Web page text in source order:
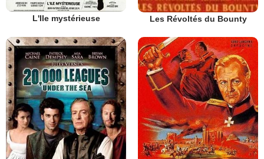
L'Ile mystérieuse Les Révoltés du Bounty